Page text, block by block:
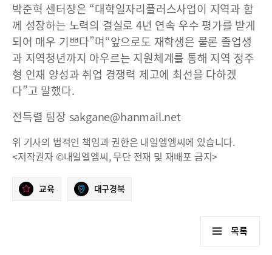
박준혁 센터장은 “대학일자리플러스사업이 지역과 함
께 성장하는 노력의 결실로 4년 연속 우수 평가를 받게
되어 매우 기쁘다”며“앞으로도 재학생은 물론 졸업생
과 지역청년까지 아우르는 지원체계를 통해 지역 정주
형 인재 양성과 취업 경쟁력 제고에 최선을 다하겠
다”고 말했다.
전득렬 팀장 sakgane@hanmail.net
위 기사의 법적인 책임과 권한은 내일엘엠씨에 있습니다.
<저작권자 ©내일엘엠씨, 무단 전재 및 재배포 금지>
교육 대구경북
목록